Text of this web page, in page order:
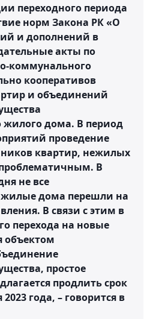
переходного периода
норм Закона РК «О
и дополнений в
акты по
коммунального
кооперативов
и объединений
жилого дома. В период
проведение
квартир, нежилых
В
не все
дома перешли на
В связи с этим в
перехода на новые
объектом
простое
продлить срок
года, – говорится в